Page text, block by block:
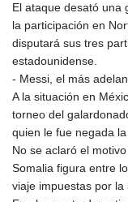
El ataque desató una
la participación en
disputará sus tres
estadounidense.
- Messi, el más
A la situación en
torneo del
quien le fue negada
No se aclaró el
Somalia figura entre
viaje impuestas por la